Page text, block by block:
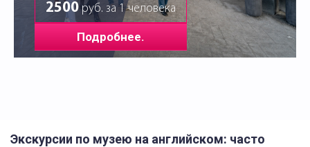
2500руб. за 1 человека
Подробнее.
Экскурсии по музею на английском: часто